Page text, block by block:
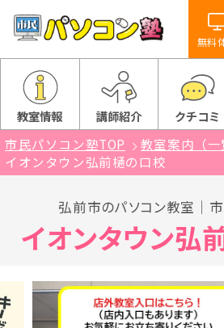
無料
ホーム
特徴
講座紹介
教室案内
受講までの流れ
よくある質問
教室情報 講師紹介 クチコミ
市民パソコン塾TOP
教室案内（一
イオンタウン弘前樋の口校
弘前市のパソコン教室｜
イオンタウン弘